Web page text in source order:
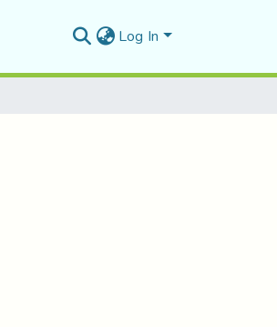
Log In